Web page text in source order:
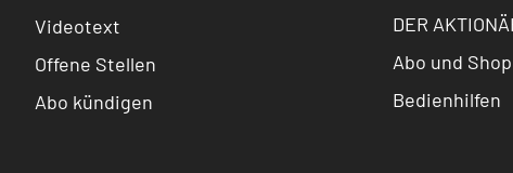
Videotext
Offene Stellen
Abo kündigen
DER
Abo und Shop
Bedienhilfen